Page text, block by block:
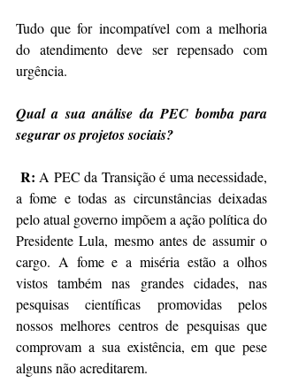
Tudo que for incompatível com a melhoria
do atendimento deve ser repensado com
urgência.
Qual a sua análise da PEC bomba para
segurar os projetos sociais?
R: A PEC da Transição é uma necessidade,
a fome e todas as circunstâncias deixadas
pelo atual governo impõem a ação política do
Presidente Lula, mesmo antes de assumir o
cargo. A fome e a miséria estão a olhos
vistos também nas grandes cidades, nas
pesquisas científicas promovidas pelos
nossos melhores centros de pesquisas que
comprovam a sua existência, em que pese
alguns não acreditarem.